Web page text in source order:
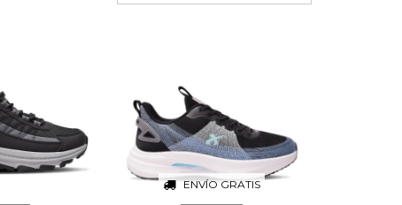
ENVÍO GRATIS